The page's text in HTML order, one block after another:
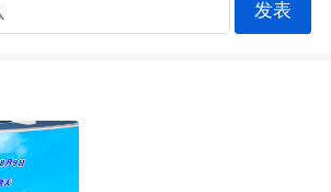
发表